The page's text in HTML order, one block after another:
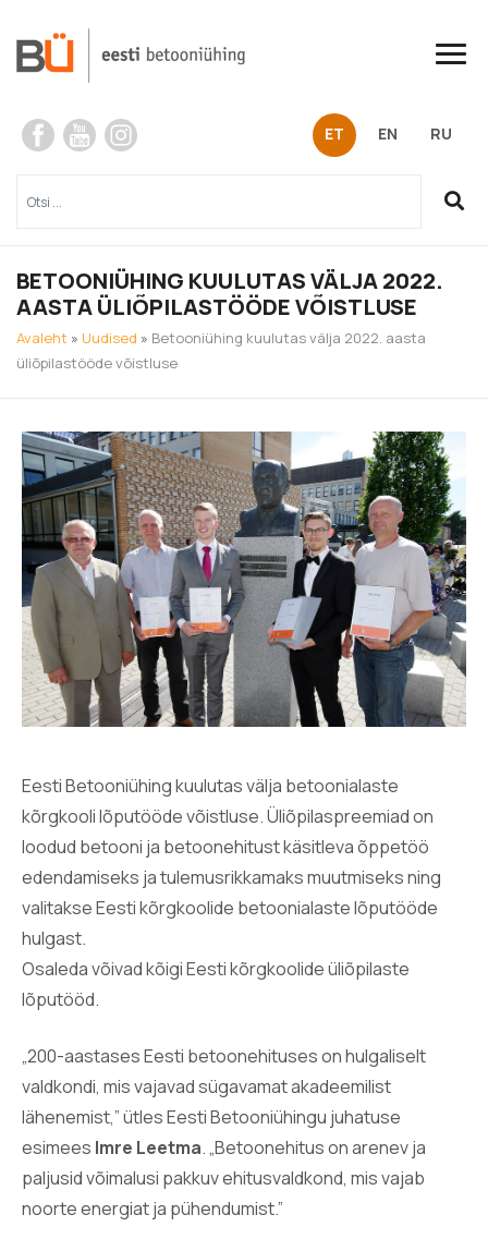
content
ET EN RU
BETOONIÜHING KUULUTAS VÄLJA 2022.
AASTA ÜLIÕPILASTÖÖDE VÕISTLUSE
Avaleht » Uudised » Betooniühing kuulutas välja 2022. aasta
üliõpilastööde võistluse
Eesti Betooniühing kuulutas välja betoonialaste
kõrgkooli lõputööde võistluse. Üliõpilaspreemiad on
loodud betooni ja betoonehitust käsitleva õppetöö
edendamiseks ja tulemusrikkamaks muutmiseks ning
valitakse Eesti kõrgkoolide betoonialaste lõputööde
hulgast.
Osaleda võivad kõigi Eesti kõrgkoolide üliõpilaste
lõputööd.
„200-aastases Eesti betoonehituses on hulgaliselt
valdkondi, mis vajavad sügavamat akadeemilist
lähenemist,” ütles Eesti Betooniühingu juhatuse
esimees Imre Leetma. „Betoonehitus on arenev ja
paljusid võimalusi pakkuv ehitusvaldkond, mis vajab
noorte energiat ja pühendumist.”